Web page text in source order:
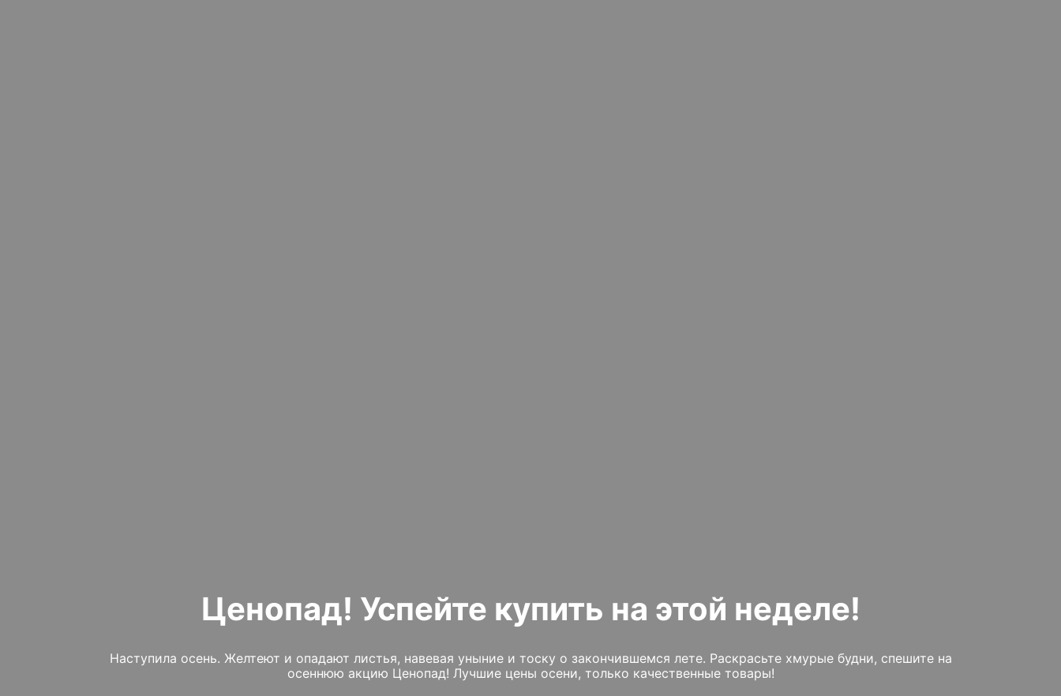
Ценопад! Успейте купить на этой неделе!
Наступила осень. Желтеют и опадают листья, навевая уныние и тоску о закончившемся лете. Раскрасьте хмурые будни, спешите на
осеннюю акцию Ценопад! Лучшие цены осени, только качественные товары!